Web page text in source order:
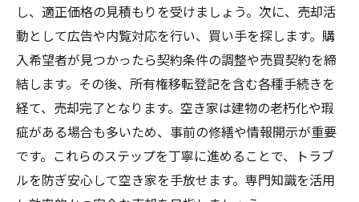
し、適正価格の見積もりを受けましょう。次に、売却活
動として広告や内覧対応を行い、買い手を探します。購
入希望者が見つかったら契約条件の調整や売買契約を締
結します。その後、所有権移転登記を含む各種手続きを
経て、売却完了となります。空き家は建物の老朽化や瑕
疵がある場合も多いため、事前の修繕や情報開示が重要
です。これらのステップを丁寧に進めることで、トラブ
ルを防ぎ安心して空き家を手放せます。専門知識を活用